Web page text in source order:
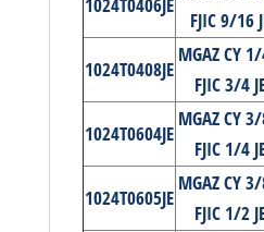
FJIC 9/16
1024T0408JE
MGAZ CY
FJIC 3/4
1024T0604JE
MGAZ CY
FJIC 1/4
1024T0605JE
MGAZ CY
FJIC 1/2